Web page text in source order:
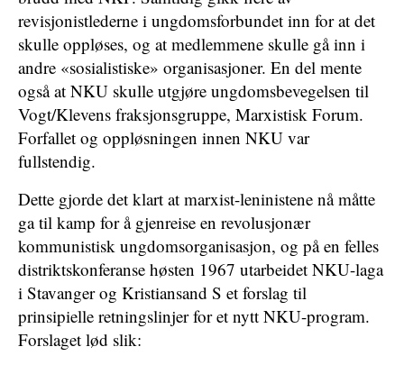
revisjonistlederne i ungdomsforbundet inn for at det
skulle oppløses, og at medlemmene skulle gå inn i
andre «sosialistiske» organisasjoner. En del mente
også at NKU skulle utgjøre ungdomsbevegelsen til
Vogt/Klevens fraksjonsgruppe, Marxistisk Forum.
Forfallet og oppløsningen innen NKU var
fullstendig.
Dette gjorde det klart at marxist-leninistene nå måtte
ga til kamp for å gjenreise en revolusjonær
kommunistisk ungdomsorganisasjon, og på en felles
distriktskonferanse høsten 1967 utarbeidet NKU-laga
i Stavanger og Kristiansand S et forslag til
prinsipielle retningslinjer for et nytt NKU-program.
Forslaget lød slik: